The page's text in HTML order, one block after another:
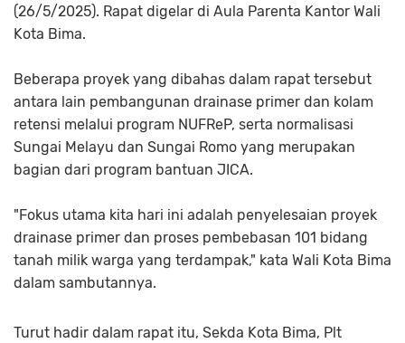
(26/5/2025). Rapat digelar di Aula Parenta Kantor Wali
Kota Bima.
Beberapa proyek yang dibahas dalam rapat tersebut
antara lain pembangunan drainase primer dan kolam
retensi melalui program NUFReP, serta normalisasi
Sungai Melayu dan Sungai Romo yang merupakan
bagian dari program bantuan JICA.
"Fokus utama kita hari ini adalah penyelesaian proyek
drainase primer dan proses pembebasan 101 bidang
tanah milik warga yang terdampak," kata Wali Kota Bima
dalam sambutannya.
Turut hadir dalam rapat itu, Sekda Kota Bima, Plt